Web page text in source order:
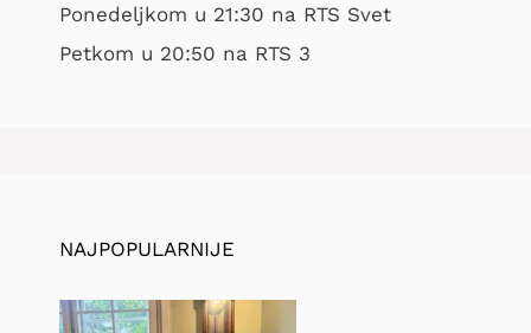
Ponedeljkom u 21:30 na RTS Svet
Petkom u 20:50 na RTS 3
NAJPOPULARNIJE